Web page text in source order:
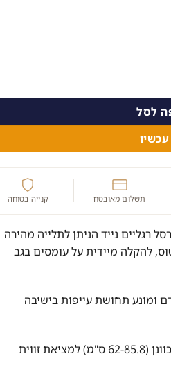
– למשרד ולטיסות
לסל
תשלום מאובטח קנייה בטוחה
רגליים נייד הניתן לתלייה מהירה
להקלה מיידית על עומסים בגב
ומונע תחושת עייפות בישיבה
רצועה בעלת גובה מתכוונן (62-85.8 ס"מ) למציאת זווית